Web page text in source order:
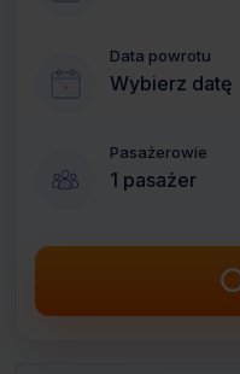
Data powrotu
Wybierz datę
Pasażerowie
1 pasażer